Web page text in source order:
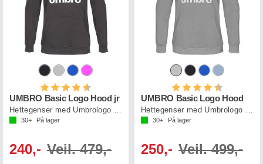
Karakter:
UMBRO Basic Logo Hood jr
Hettegenser med Umbrologo og lomme
30+ På lager
240,- Veil. 479,-
Karakter:
UMBRO Basic Logo Hood
Hettegenser med Umbrologo og lomme
30+ På lager
250,- Veil. 499,-